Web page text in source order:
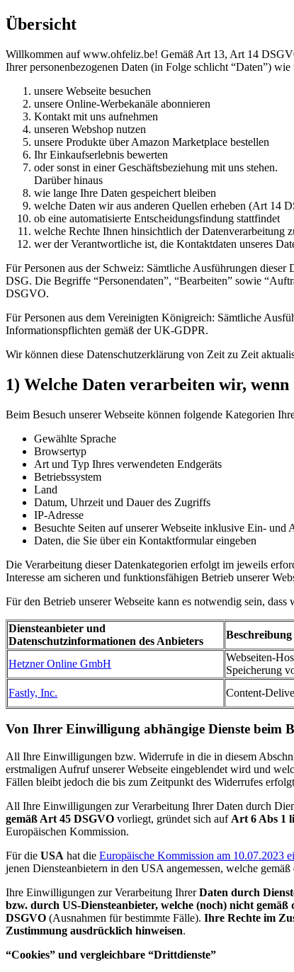
Übersicht
Willkommen auf www.ohfeliz.be! Gemäß Art 13, Art 14
Ihrer personenbezogenen Daten (in Folge schlicht “Daten”)
unsere Webseite besuchen
unsere Online-Werbekanäle abonnieren
Kontakt mit uns aufnehmen
unseren Webshop nutzen
unsere Produkte über Amazon Marketplace bestellen
Ihr Einkaufserlebnis bewerten
oder sonst in einer Geschäftsbeziehung mit uns stehen.
Darüber hinaus
wie lange Ihre Daten gespeichert bleiben
welche Daten wir aus anderen Quellen erheben (Art 14
ob eine automatisierte Entscheidungsfindung stattfindet
welche Rechte Ihnen hinsichtlich der Datenverarbeitung
wer der Verantwortliche ist, die Kontaktdaten unseres
Für Personen aus der Schweiz: Sämtliche Ausführungen
DSG. Die Begriffe “Personendaten”, “Bearbeiten” sowie
DSGVO.
Für Personen aus dem Vereinigten Königreich: Sämtliche
Informationspflichten gemäß der UK-GDPR.
Wir können diese Datenschutzerklärung von Zeit zu Zeit
1) Welche Daten verarbeiten wir, wenn
Beim Besuch unserer Webseite können folgende Kategorien
Gewählte Sprache
Browsertyp
Art und Typ Ihres verwendeten Endgeräts
Betriebssystem
Land
Datum, Uhrzeit und Dauer des Zugriffs
IP-Adresse
Besuchte Seiten auf unserer Webseite inklusive Ein- und
Daten, die Sie über ein Kontaktformular eingeben
Die Verarbeitung dieser Datenkategorien erfolgt im jeweils
Interesse am sicheren und funktionsfähigen Betrieb unserer
Für den Betrieb unserer Webseite kann es notwendig sein,
Diensteanbieter und
Datenschutzinformationen des Anbieters
Beschreibung
Hetzner Online GmbH
Webseiten-
Speicherung
Fastly, Inc. Content-
Von Ihrer Einwilligung abhängige Dienste beim
All Ihre Einwilligungen bzw. Widerrufe in die in diesem
erstmaligen Aufruf unserer Webseite eingeblendet wird und
Fällen bleibt jedoch die bis zum Zeitpunkt des Widerrufes
All Ihre Einwilligungen zur Verarbeitung Ihrer Daten durch
gemäß Art 45 DSGVO vorliegt, gründet sich auf Art 6 Abs 1
Europäischen Kommission.
Für die USA hat die Europäische Kommission am 10.07.2023
jenen Diensteanbietern in den USA angemessen, welche gemäß
Ihre Einwilligungen zur Verarbeitung IhrerDaten durch
bzw. durch US-Diensteanbieter, welche (noch) nicht
DSGVO (Ausnahmen für bestimmte Fälle). Ihre Rechte im
Zustimmung ausdrücklich hinweisen.
“Cookies” und vergleichbare “Drittdienste”